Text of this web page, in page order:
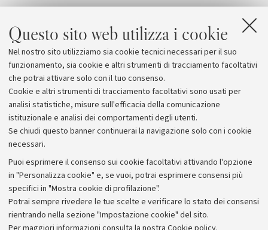
Questo sito web utilizza i cookie
Nel nostro sito utilizziamo sia cookie tecnici necessari per il suo
funzionamento, sia cookie e altri strumenti di tracciamento facoltativi
che potrai attivare solo con il tuo consenso.
Cookie e altri strumenti di tracciamento facoltativi sono usati per
analisi statistiche, misure sull'efficacia della comunicazione
istituzionale e analisi dei comportamenti degli utenti.
Se chiudi questo banner continuerai la navigazione solo con i cookie
necessari.
Puoi esprimere il consenso sui cookie facoltativi attivando l'opzione
in "Personalizza cookie" e, se vuoi, potrai esprimere consensi più
specifici in "Mostra cookie di profilazione".
Potrai sempre rivedere le tue scelte e verificare lo stato dei consensi
rientrando nella sezione "Impostazione cookie" del sito.
Archivio
Comunicati stampa
Redazione
Rassegna stampa